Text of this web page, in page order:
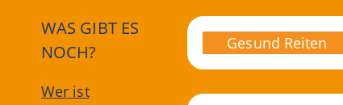
WAS GIBT ES
NOCH?
Wer ist
Gesund Reiten